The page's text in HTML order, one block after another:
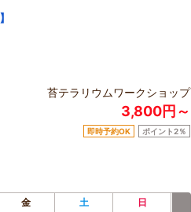
苔テラリウムワークショップ
3,800円～
即時予約OK ポイント2％
金 土 日